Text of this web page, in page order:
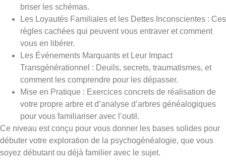
briser les schémas.
Les Loyautés Familiales et les Dettes Inconscientes : Ces
règles cachées qui peuvent vous entraver et comment
vous en libérer.
Les Événements Marquants et Leur Impact
Transgénérationnel : Deuils, secrets, traumatismes, et
comment les comprendre pour les dépasser.
Mise en Pratique : Exercices concrets de réalisation de
votre propre arbre et d’analyse d’arbres généalogiques
pour vous familiariser avec l’outil.
Ce niveau est conçu pour vous donner les bases solides pour
débuter votre exploration de la psychogénéalogie, que vous
soyez débutant ou déjà familier avec le sujet.